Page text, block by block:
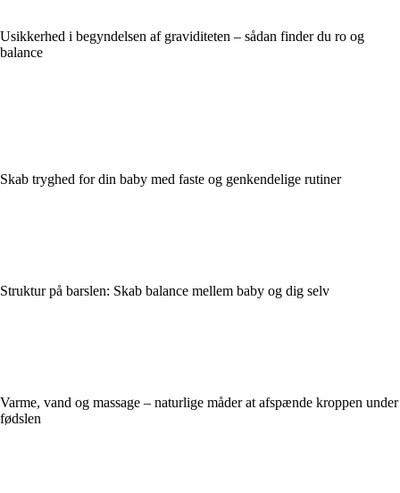
Usikkerhed i begyndelsen af graviditeten – sådan finder du ro og
balance
Skab tryghed for din baby med faste og genkendelige rutiner
Struktur på barslen: Skab balance mellem baby og dig selv
Varme, vand og massage – naturlige måder at afspænde kroppen under
fødslen